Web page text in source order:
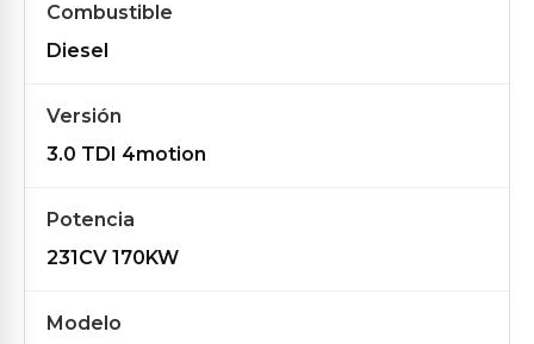
Combustible
Diesel
Versión
3.0 TDI 4motion
Potencia
231CV 170KW
Modelo